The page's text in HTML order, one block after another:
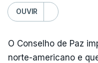
OUVIR
O Conselho de Paz
norte-americano e